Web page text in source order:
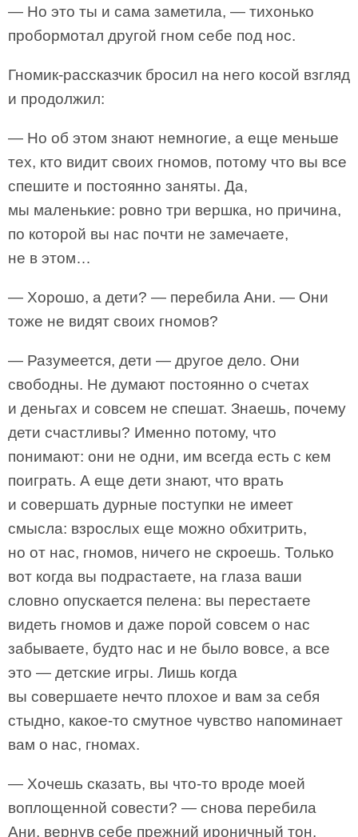
— Но это ты и сама заметила, — тихонько
пробормотал другой гном себе под нос.
Гномик-рассказчик бросил на него косой взгляд
и продолжил:
— Но об этом знают немногие, а еще меньше
тех, кто видит своих гномов, потому что вы все
спешите и постоянно заняты. Да,
мы маленькие: ровно три вершка, но причина,
по которой вы нас почти не замечаете,
не в этом…
— Хорошо, а дети? — перебила Ани. — Они
тоже не видят своих гномов?
— Разумеется, дети — другое дело. Они
свободны. Не думают постоянно о счетах
и деньгах и совсем не спешат. Знаешь, почему
дети счастливы? Именно потому, что
понимают: они не одни, им всегда есть с кем
поиграть. А еще дети знают, что врать
и совершать дурные поступки не имеет
смысла: взрослых еще можно обхитрить,
но от нас, гномов, ничего не скроешь. Только
вот когда вы подрастаете, на глаза ваши
словно опускается пелена: вы перестаете
видеть гномов и даже порой совсем о нас
забываете, будто нас и не было вовсе, а все
это — детские игры. Лишь когда
вы совершаете нечто плохое и вам за себя
стыдно, какое-то смутное чувство напоминает
вам о нас, гномах.
— Хочешь сказать, вы что-то вроде моей
воплощенной совести? — снова перебила
Ани, вернув себе прежний ироничный тон.